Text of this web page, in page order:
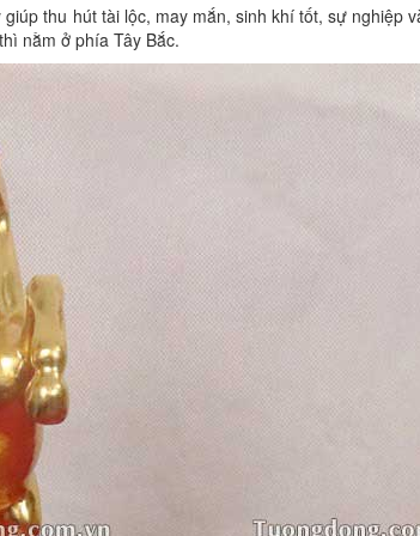
thu hút tài lộc, may mắn, sinh khí tốt, sự nghiệp
nằm ở phía Tây Bắc.